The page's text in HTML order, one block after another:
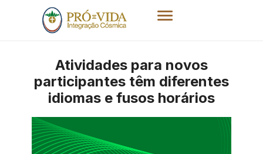
Atividades para novos
participantes têm diferentes
idiomas e fusos horários